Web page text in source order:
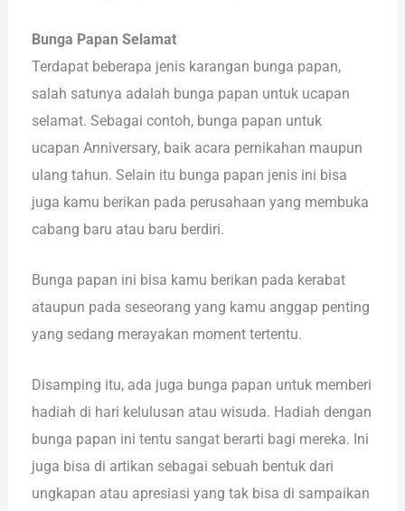
Bunga Papan Selamat
Terdapat beberapa jenis karangan bunga papan,
salah satunya adalah bunga papan untuk ucapan
selamat. Sebagai contoh, bunga papan untuk
ucapan Anniversary, baik acara pernikahan maupun
ulang tahun. Selain itu bunga papan jenis ini bisa
juga kamu berikan pada perusahaan yang membuka
cabang baru atau baru berdiri.
Bunga papan ini bisa kamu berikan pada kerabat
ataupun pada seseorang yang kamu anggap penting
yang sedang merayakan moment tertentu.
Disamping itu, ada juga bunga papan untuk memberi
hadiah di hari kelulusan atau wisuda. Hadiah dengan
bunga papan ini tentu sangat berarti bagi mereka. Ini
juga bisa di artikan sebagai sebuah bentuk dari
ungkapan atau apresiasi yang tak bisa di sampaikan